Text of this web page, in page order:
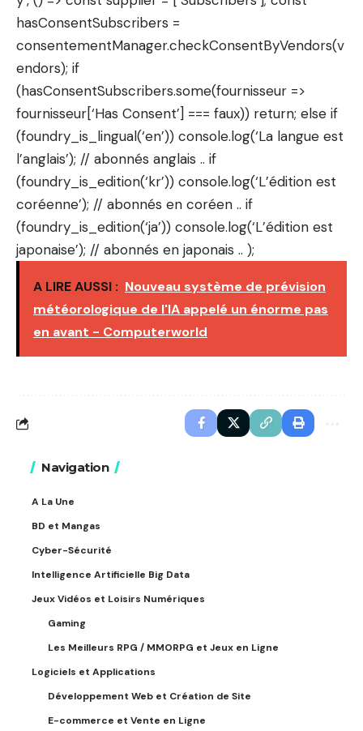
hasConsentSubscribers =
consentementManager.checkConsentByVendors(v
endors); if
(hasConsentSubscribers.some(fournisseur =>
fournisseur[‘Has Consent’] === faux)) return; else if
(foundry_is_lingual(‘en’)) console.log(‘La langue est
l’anglais’); // abonnés anglais .. if
(foundry_is_edition(‘kr’)) console.log(‘L’édition est
coréenne’); // abonnés en coréen .. if
(foundry_is_edition(‘ja’)) console.log(‘L’édition est
japonaise’); // abonnés en japonais .. );
A LIRE AUSSI : Nouveau système de prévision
météorologique de l'IA appelé un énorme pas
en avant - Computerworld
Navigation
A La Une
BD et Mangas
Cyber-Sécurité
Intelligence Artificielle Big Data
Jeux Vidéos et Loisirs Numériques
Gaming
Les Meilleurs RPG / MMORPG et Jeux en Ligne
Logiciels et Applications
Développement Web et Création de Site
E-commerce et Vente en Ligne